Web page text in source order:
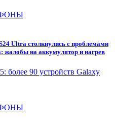
Ultra столкнулись с проблемами
жалобы на аккумулятор и нагрев